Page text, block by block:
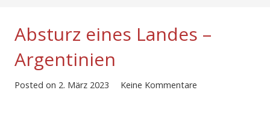
Absturz eines Landes –
Argentinien
Posted on 2. März 2023 Keine Kommentare